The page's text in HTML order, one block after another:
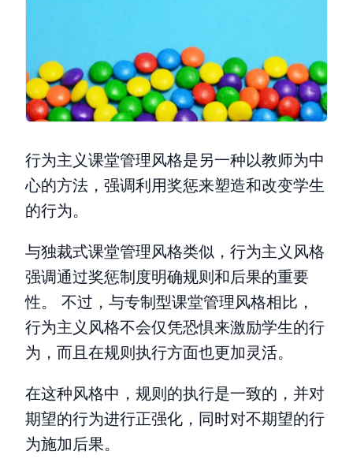
行为主义课堂管理风格是另一种以教师为中
心的方法，强调利用奖惩来塑造和改变学生
的行为。
与独裁式课堂管理风格类似，行为主义风格
强调通过奖惩制度明确规则和后果的重要
性。 不过，与专制型课堂管理风格相比，
行为主义风格不会仅凭恐惧来激励学生的行
为，而且在规则执行方面也更加灵活。
在这种风格中，规则的执行是一致的，并对
期望的行为进行正强化，同时对不期望的行
为施加后果。